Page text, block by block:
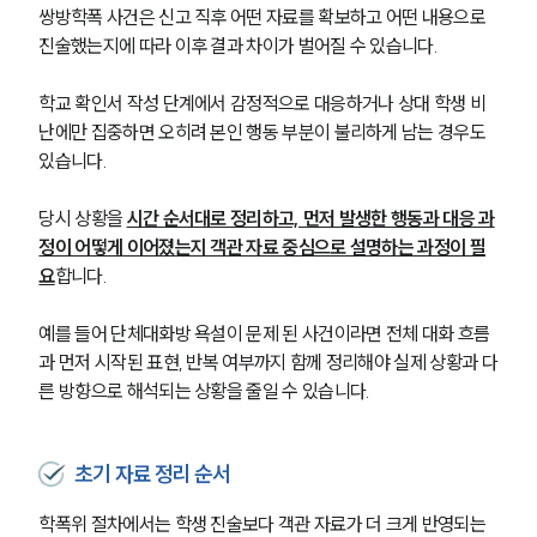
학교폭력전문변호사
소식/자료
공지사항
법률 블로그
법률서식
대륜법률상담예약
쌍방학폭 사건은 신고 직후 어떤 자료를 확보하고 어떤 내용으로
진술했는지에 따라 이후 결과 차이가 벌어질 수 있습니다.
학교 확인서 작성 단계에서 감정적으로 대응하거나 상대 학생 비
난에만 집중하면 오히려 본인 행동 부분이 불리하게 남는 경우도
있습니다.
당시 상황을 시간 순서대로 정리하고, 먼저 발생한 행동과 대응 과
정이 어떻게 이어졌는지 객관 자료 중심으로 설명하는 과정이 필
요합니다.
예를 들어 단체대화방 욕설이 문제 된 사건이라면 전체 대화 흐름
과 먼저 시작된 표현, 반복 여부까지 함께 정리해야 실제 상황과 다
른 방향으로 해석되는 상황을 줄일 수 있습니다.
초기 자료 정리 순서
학폭위 절차에서는 학생 진술보다 객관 자료가 더 크게 반영되는